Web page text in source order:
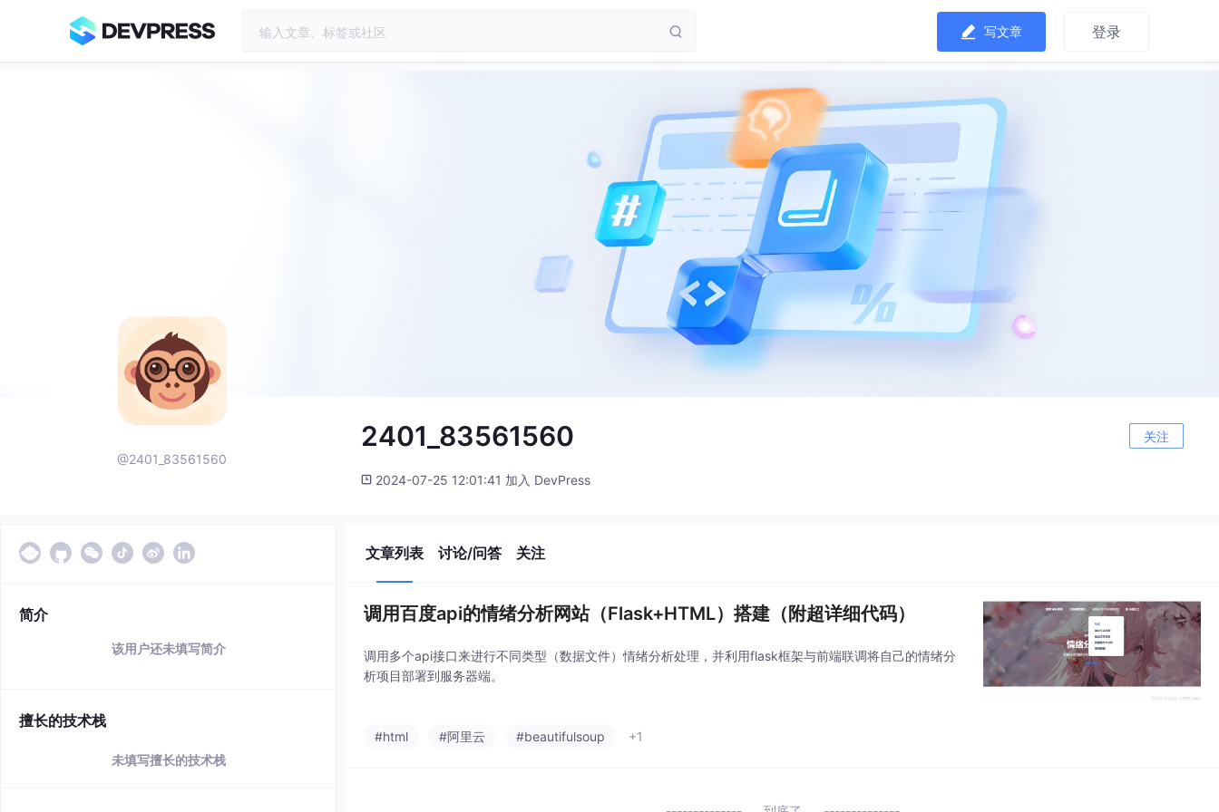
写文章 登录
@2401_83561560
2401_83561560 关注
2024-07-25 12:01:41 加入 DevPress
简介
该用户还未填写简介
擅长的技术栈
未填写擅长的技术栈
文章列表 讨论/问答 关注
调用百度api的情绪分析网站（Flask+HTML）搭建（附超详细代码）
调用多个api接口来进行不同类型（数据文件）情绪分析处理，并利用flask框架与前端联调将自己的情绪分
析项目部署到服务器端。
#html #阿里云 #beautifulsoup +1